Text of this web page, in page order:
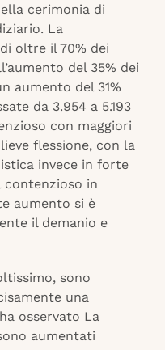
cerimonia di
La
oltre il 70% dei
del 35% dei
aumento del 31%
da 3.954 a 5.193
con maggiori
flessione, con la
invece in forte
contenzioso in
aumento si è
il demanio e
sono
una
osservato La
aumentati